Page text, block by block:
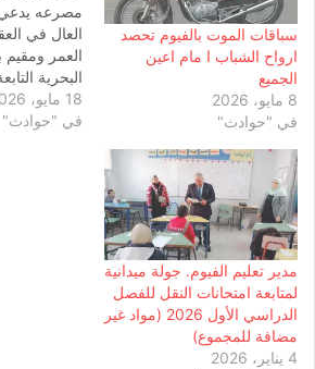
سباقات الموت بالفيوم تحصد
ارواح الشباب ا مام اعين
الجميع
8 مايو، 2026
في "حوادث"
مصرعه
العال في
العمر ومقيم
البحرية
مركز طامية
دراسة القمح
18 مايو، 2026
في "حوادث"
مدير تعليم الفيوم. جولة ميدانية
لمتابعة امتحانات النقل للفصل
الدراسي الأول 2026 (مواد غير
مضافة للمجموع)
4 يناير، 2026